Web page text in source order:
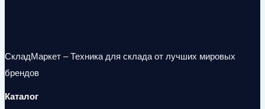
СкладМаркет – Техника для склада от лучших мировых
брендов
Каталог